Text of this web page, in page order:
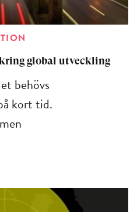
global utveckling
behövs
kort tid.